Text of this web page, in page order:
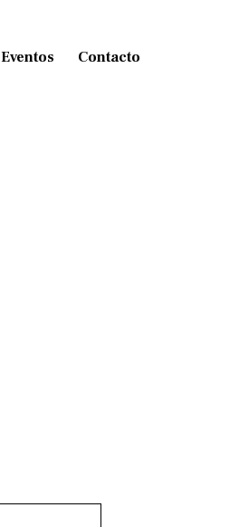
Eventos Contacto